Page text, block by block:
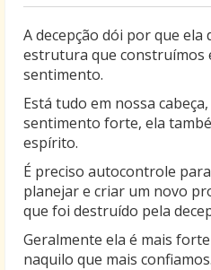
A decepção dói por que
estrutura que construímos
sentimento.
Está tudo em nossa
sentimento forte, ela
espírito.
É preciso autocontrole
planejar e criar um novo
que foi destruído pela
Geralmente ela é mais
naquilo que mais confiamos.